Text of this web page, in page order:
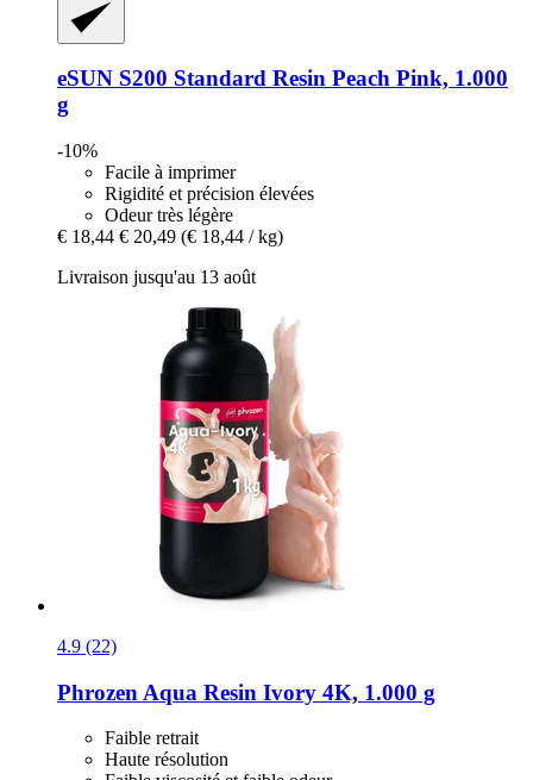
eSUN S200 Standard Resin Peach Pink, 1.000
g
-10%
Facile à imprimer
Rigidité et précision élevées
Odeur très légère
€ 18,44 € 20,49 (€ 18,44 / kg)
Livraison jusqu'au 13 août
4.9 (22)
Phrozen Aqua Resin Ivory 4K, 1.000 g
Faible retrait
Haute résolution